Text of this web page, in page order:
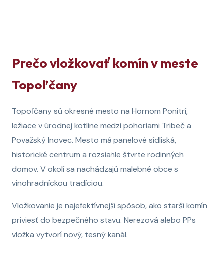
Prečo vložkovať komín v meste
Topoľčany
Topoľčany sú okresné mesto na Hornom Ponitrí,
ležiace v úrodnej kotline medzi pohoriami Tribeč a
Považský Inovec. Mesto má panelové sídliská,
historické centrum a rozsiahle štvrte rodinných
domov. V okolí sa nachádzajú malebné obce s
vinohradníckou tradíciou.
Vložkovanie je najefektívnejší spôsob, ako starší komín
priviesť do bezpečného stavu. Nerezová alebo PPs
vložka vytvorí nový, tesný kanál.